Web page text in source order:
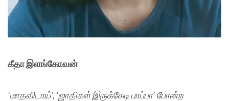
கீதா இளங்கோவன்
‘மாதவிடாய்’, ‘ஜாதிகள் இருக்கேடி பாப்பா’ போன்ற